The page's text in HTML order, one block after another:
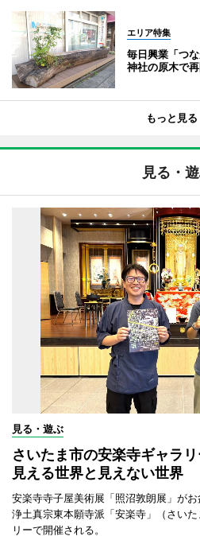
エリア特集
毎日興業「つ
神社の原木で
もっと見る
見る・
見る・遊ぶ
さいたま市の安楽寺ギャラ
見える世界と見えない世界
安楽寺寺子屋美術展「照沼敦朗展」がお
浄土真宗東本願寺派「安楽寺」（さい
リーで開催される。